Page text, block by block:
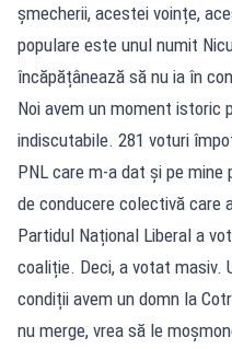
șmecherii, acestei voințe,
populare este unul numit
încăpățânează să nu ia în
Noi avem un moment istoric
indiscutabile. 281 voturi
PNL care m-a dat și pe
de conducere colectivă care
Partidul Național Liberal a
coaliție. Deci, a votat masiv.
condiții avem un domn la
nu merge, vrea să le